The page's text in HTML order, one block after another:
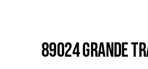
89024 GRANDE